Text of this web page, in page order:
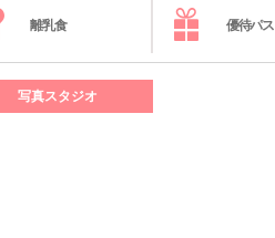
離乳食 優待パス
写真スタジオ